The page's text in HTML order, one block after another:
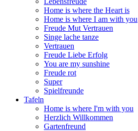
Home is where the Heart is
Home is where I am with you
Freude Mut Vertrauen
Singe lache tanze
Vertrauen
Freude Liebe Erfolg
You are my sunshine
Freude rot
Super
Spielfreunde
Tafeln
Home is where I'm with you
Herzlich Willkommen
Gartenfreund